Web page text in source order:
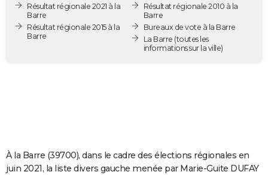
Destinations
City break
Voyage nature
Voyage de noces
Forum
PHOTO
GUIDES D'ACHAT
COPAINS D'AVANT
Résultat régionale 2021 à la
Barre
Résultat régionale 2015 à la
Barre
Résultat régionale 2010 à la
Barre
Bureaux de vote à la Barre
La Barre (toutes les
informations sur la ville)
À la Barre (39700), dans le cadre des élections régionales en
juin 2021, la liste divers gauche menée par Marie-Guite DUFAY